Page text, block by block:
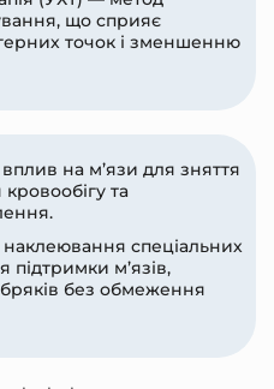
що сприяє
точок і зменшенню
на м’язи для зняття
та
спеціальних
підтримки м’язів,
без обмеження